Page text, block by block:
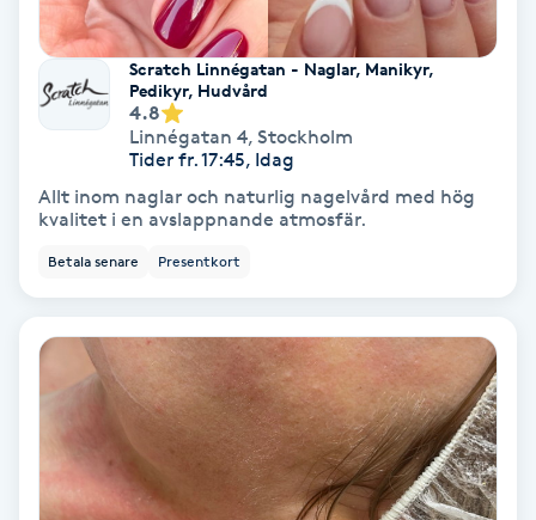
Extensions borttagning
Eyeliner-tatuering
Face framing
Fet hårbotten
Fettreducering
Fibromassage
Scratch Linnégatan - Naglar, Manikyr,
Pedikyr, Hudvård
4.8
Linnégatan 4, Stockholm
Tider fr. 17:45, Idag
Allt inom naglar och naturlig nagelvård med hög
kvalitet i en avslappnande atmosfär.
Betala senare Presentkort